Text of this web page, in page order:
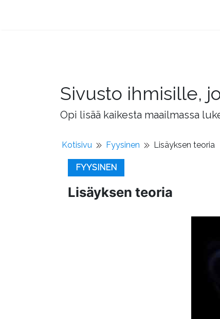
Sivusto ihmisille,
Opi lisää kaikesta maailmassa
Kotisivu Fyysinen Lisäyksen teoria
FYYSINEN
Lisäyksen teoria